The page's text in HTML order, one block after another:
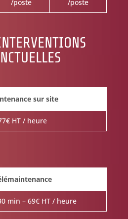
/poste
/poste
sur site
HT / heure
min – 69€ HT / heure